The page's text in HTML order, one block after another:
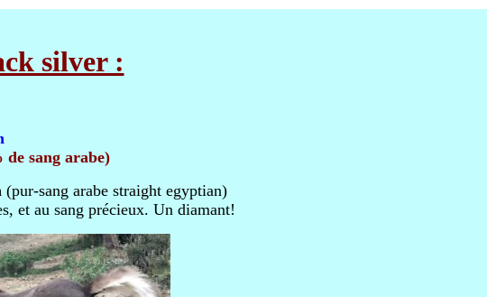
silver :
sang arabe)
(pur-sang arabe straight egyptian)
et au sang précieux. Un diamant!